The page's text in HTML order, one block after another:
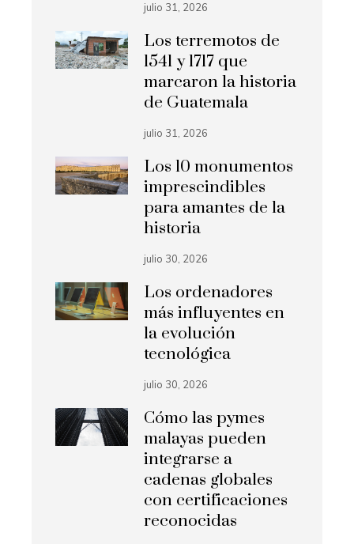
julio 31, 2026
Los terremotos de
1541 y 1717 que
marcaron la historia
de Guatemala
julio 31, 2026
Los 10 monumentos
imprescindibles
para amantes de la
historia
julio 30, 2026
Los ordenadores
más influyentes en
la evolución
tecnológica
julio 30, 2026
Cómo las pymes
malayas pueden
integrarse a
cadenas globales
con certificaciones
reconocidas